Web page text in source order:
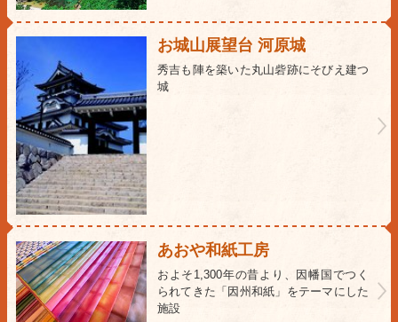
お城山展望台 河原城
秀吉も陣を築いた丸山砦跡にそびえ建つ
城
あおや和紙工房
およそ1,300年の昔より、因幡国でつく
られてきた「因州和紙」をテーマにした
施設